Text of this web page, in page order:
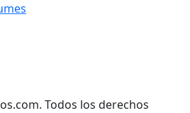
Todos los derechos